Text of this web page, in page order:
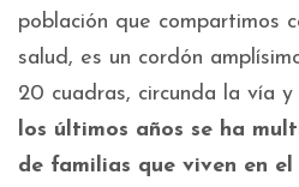
población que compartimos
salud, es un cordón
20 cuadras, circunda la vía
los últimos años se ha
de familias que viven en